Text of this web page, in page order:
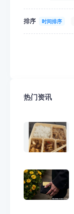
排序 时间排序
热门资讯